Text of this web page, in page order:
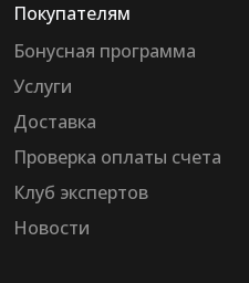
Покупателям
Бонусная программа
Услуги
Доставка
Проверка оплаты счета
Клуб экспертов
Новости